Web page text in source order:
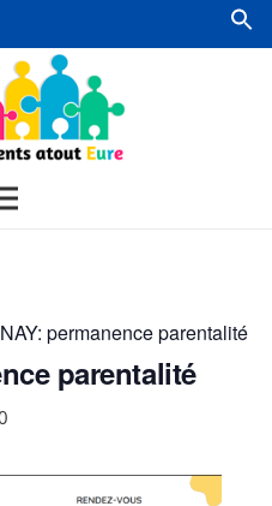
permanence parentalité
parentalité